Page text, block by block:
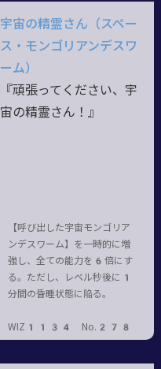
宇宙の精霊さん（スペー
ス・モンゴリアンデスワ
ーム）
『頑張ってください、宇
宙の精霊さん！』
【呼び出した宇宙モンゴリア
ンデスワーム】を一時的に増
強し、全ての能力を6倍にす
る。ただし、レベル秒後に1
分間の昏睡状態に陥る。
WIZ1134 No.278